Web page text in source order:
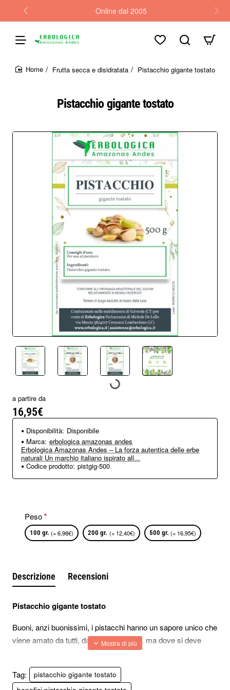
Online dal 2005
Pistacchio gigante tostato
Frutta secca e disidratata Pistacchio gigante tostato
a partire da
16,95€
Disponibilità: Disponibile
Marca: erbologica amazonas andes
Erbologica Amazonas Andes – La forza autentica delle erbe
naturali Un marchio italiano ispirato all...
Codice prodotto: pistgig-500
Peso
100 gr. (= 6,98€) 200 gr. (= 12,40€) 500 gr. (= 16,95€)
Descrizione Recensioni
Pistacchio gigante tostato
Buoni, anzi buonissimi, i pistacchi hanno un sapore unico che
viene amato da tutti, da grandi e piccini, ma dove si deve
anche dare un certo valore al pistacchio gigante tostato
spezie.
Il pistacchio gigante tostato è una varietà di questa pianta,
Tag:
pistacchio gigante tostato